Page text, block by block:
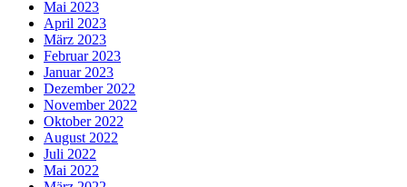
Mai 2023
April 2023
März 2023
Februar 2023
Januar 2023
Dezember 2022
November 2022
Oktober 2022
August 2022
Juli 2022
Mai 2022